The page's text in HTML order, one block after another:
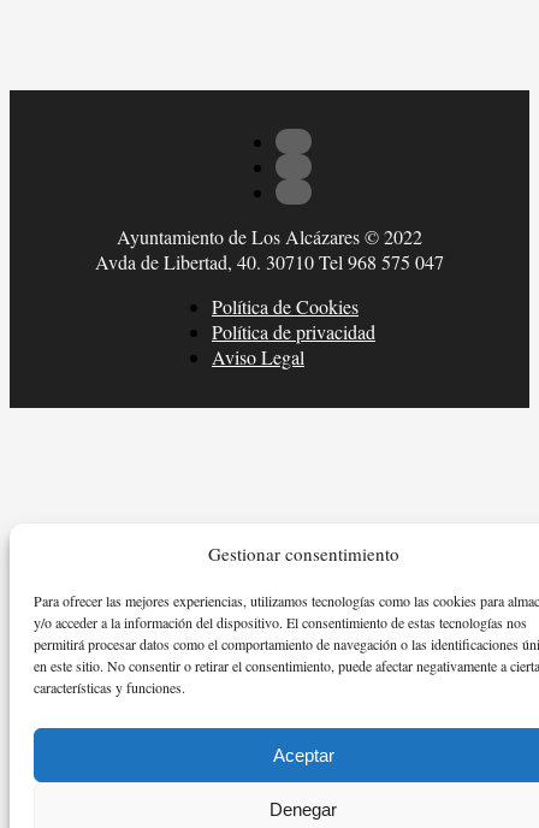
Gestionar consentimiento
Para ofrecer las mejores experiencias, utilizamos tecnologías como las cookies para
y/o acceder a la información del dispositivo. El consentimiento de estas tecnologías nos
permitirá procesar datos como el comportamiento de navegación o las identificaciones
en este sitio. No consentir o retirar el consentimiento, puede afectar negativamente a
características y funciones.
Aceptar
Denegar
Ayuntamiento de Los Alcázares © 2022
Avda de Libertad, 40. 30710 Tel 968 575 047
Política de Cookies
Política de privacidad
Aviso Legal